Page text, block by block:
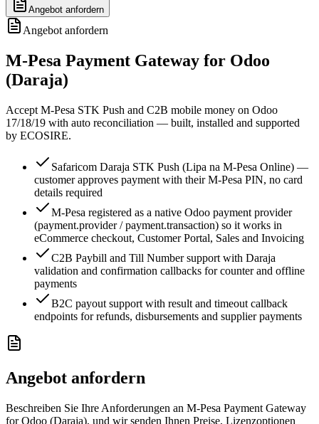
Angebot anfordern
Angebot anfordern
M-Pesa Payment Gateway for Odoo
(Daraja)
Accept M-Pesa STK Push and C2B mobile money on Odoo
17/18/19 with auto reconciliation — built, installed and supported
by ECOSIRE.
Safaricom Daraja STK Push (Lipa na M-Pesa Online) —
customer approves payment with their M-Pesa PIN, no card
details required
M-Pesa registered as a native Odoo payment provider
(payment.provider / payment.transaction) so it works in
eCommerce checkout, Customer Portal, Sales and Invoicing
C2B Paybill and Till Number support with Daraja
validation and confirmation callbacks for counter and offline
payments
B2C payout support with result and timeout callback
endpoints for refunds, disbursements and supplier payments
Angebot anfordern
Beschreiben Sie Ihre Anforderungen an M-Pesa Payment Gateway
for Odoo (Daraja), und wir senden Ihnen Preise, Lizenzoptionen